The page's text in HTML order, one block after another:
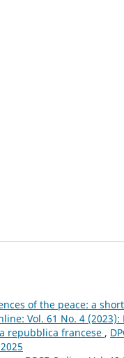
of the peace: a
Vol. 61 No. 4 (2023):
repubblica francese ,